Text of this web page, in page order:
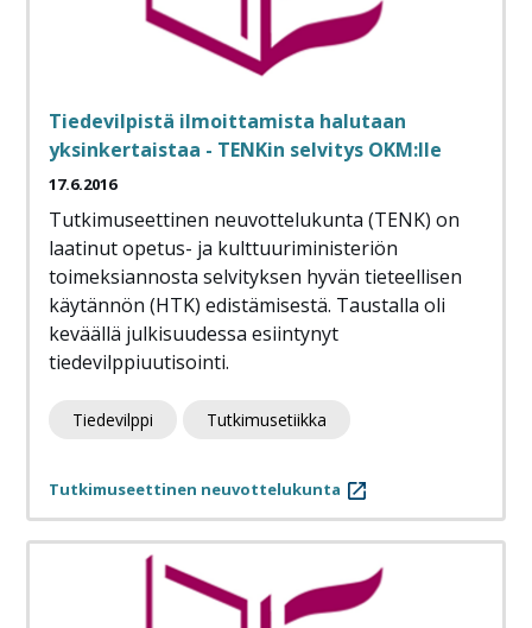
Tiedevilpistä ilmoittamista halutaan
yksinkertaistaa - TENKin selvitys OKM:lle
17.6.2016
Tutkimuseettinen neuvottelukunta (TENK) on
laatinut opetus- ja kulttuuriministeriön
toimeksiannosta selvityksen hyvän tieteellisen
käytännön (HTK) edistämisestä. Taustalla oli
keväällä julkisuudessa esiintynyt
tiedevilppiuutisointi.
Tiedevilppi Tutkimusetiikka
Tutkimuseettinen neuvottelukunta